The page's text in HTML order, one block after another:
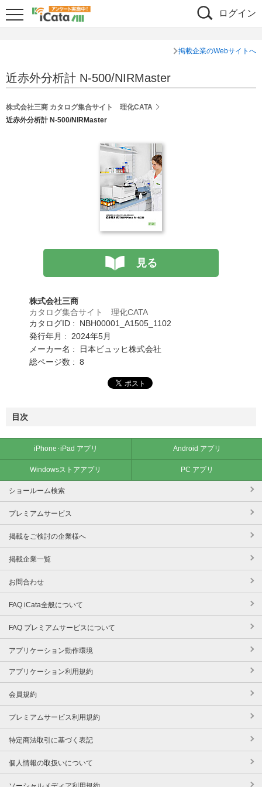
ログイン
掲載企業のWebサイトへ
近赤外分析計 N-500/NIRMaster
株式会社三商 カタログ集合サイト 理化CATA
近赤外分析計 N-500/NIRMaster
見る
株式会社三商
カタログ集合サイト 理化CATA
カタログID : NBH00001_A1505_1102
発行年月 : 2024年5月
メーカー名 : 日本ビュッヒ株式会社
総ページ数 : 8
目次
iPhone･iPad アプリ Android アプリ
Windowsストアアプリ PC アプリ
ショールーム検索
プレミアムサービス
掲載をご検討の企業様へ
掲載企業一覧
お問合わせ
FAQ iCata全般について
FAQ プレミアムサービスについて
アプリケーション動作環境
アプリケーション利用規約
会員規約
プレミアムサービス利用規約
特定商法取引に基づく表記
個人情報の取扱いについて